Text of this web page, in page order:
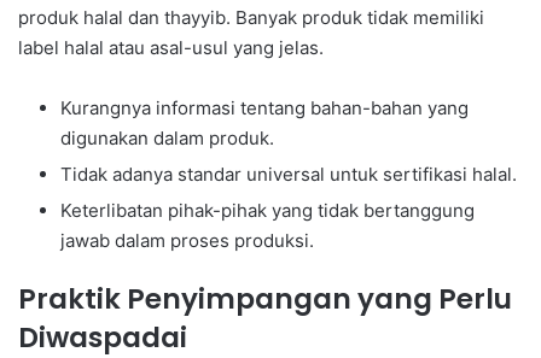
produk halal dan thayyib. Banyak produk tidak memiliki
label halal atau asal-usul yang jelas.
Kurangnya informasi tentang bahan-bahan yang
digunakan dalam produk.
Tidak adanya standar universal untuk sertifikasi halal.
Keterlibatan pihak-pihak yang tidak bertanggung
jawab dalam proses produksi.
Praktik Penyimpangan yang Perlu
Diwaspadai